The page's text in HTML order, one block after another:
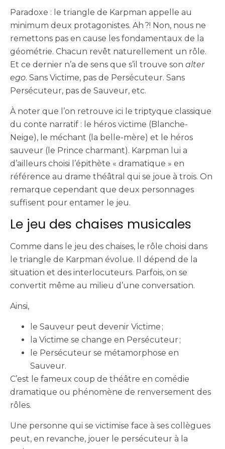
Paradoxe : le triangle de Karpman appelle au
minimum deux protagonistes. Ah ?! Non, nous ne
remettons pas en cause les fondamentaux de la
géométrie. Chacun revêt naturellement un rôle.
Et ce dernier n’a de sens que s’il trouve son alter
ego. Sans Victime, pas de Persécuteur. Sans
Persécuteur, pas de Sauveur, etc.
À noter que l’on retrouve ici le triptyque classique
du conte narratif : le héros victime (Blanche-
Neige), le méchant (la belle-mère) et le héros
sauveur (le Prince charmant). Karpman lui a
d’ailleurs choisi l’épithète « dramatique » en
référence au drame théâtral qui se joue à trois. On
remarque cependant que deux personnages
suffisent pour entamer le jeu.
Le jeu des chaises musicales
Comme dans le jeu des chaises, le rôle choisi dans
le triangle de Karpman évolue. Il dépend de la
situation et des interlocuteurs. Parfois, on se
convertit même au milieu d’une conversation.
Ainsi,
le Sauveur peut devenir Victime ;
la Victime se change en Persécuteur ;
le Persécuteur se métamorphose en
Sauveur.
C’est le fameux coup de théâtre en comédie
dramatique ou phénomène de renversement des
rôles.
Une personne qui se victimise face à ses collègues
peut, en revanche, jouer le persécuteur à la